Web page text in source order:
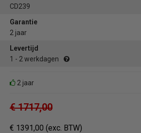
CD239
Garantie
2 jaar
Levertijd
1 - 2 werkdagen
2 jaar
€ 1717,00
€ 1391,00 (exc. BTW)